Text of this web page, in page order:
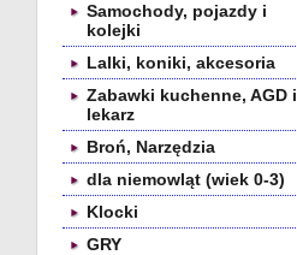
Samochody, pojazdy i
kolejki
Lalki, koniki, akcesoria
Zabawki kuchenne, AGD i
lekarz
Broń, Narzędzia
dla niemowląt (wiek 0-3)
Klocki
GRY